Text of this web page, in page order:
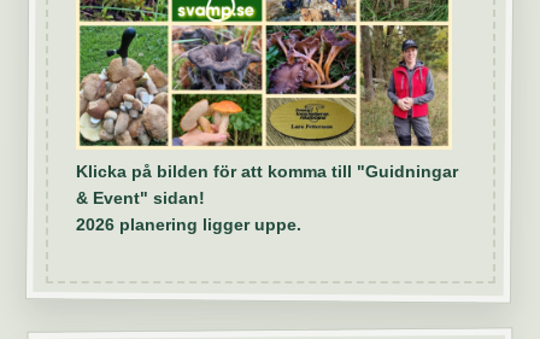
Klicka på bilden för att komma till "Guidningar
& Event" sidan!
2026 planering ligger uppe.